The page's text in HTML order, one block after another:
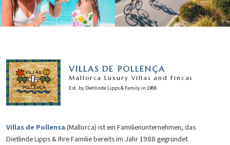
VILLAS DE POLLENÇA
Mallorca Luxury Villas and Fincas
Est. by Dietlinde Lipps & Family in 1988
Villas de Pollensa (Mallorca) ist ein Familienunternehmen, das
Dietlinde Lipps & Ihre Familie bereits im Jahr 1988 gegründet